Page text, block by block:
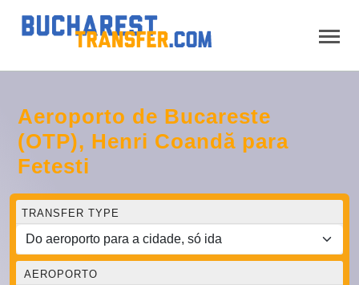
Aeroporto de Bucareste
(OTP), Henri Coandă para
Fetesti
TRANSFER TYPE
AEROPORTO